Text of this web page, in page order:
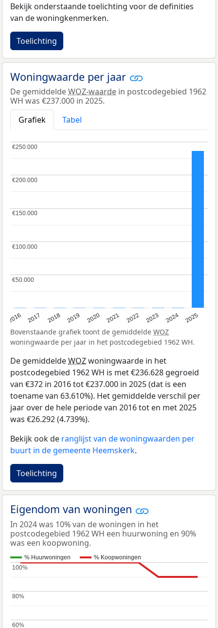
Bekijk onderstaande toelichting voor de definities
van de woningkenmerken.
Toelichting
Woningwaarde per jaar
De gemiddeldeWOZ-waarde in postcodegebied 1962
WH was €237.000 in 2025.
Grafiek
Tabel
2016 2017 2018 2019 2020 2021 2022 2023 2024 2025
€50.000
€50.000
€100.000
€100.000
€150.000
€150.000
€200.000
€200.000
€250.000
€250.000
Bovenstaande grafiek toont de gemiddelde WOZ
woningwaarde per jaar in het postcodegebied 1962 WH.
De gemiddeldeWOZwoningwaarde in het
postcodegebied 1962 WH is met €236.628 gegroeid
van €372 in 2016 tot €237.000 in 2025 (dat is een
toename van 63.610%). Het gemiddelde verschil per
jaar over de hele periode van 2016 tot en met 2025
was €26.292 (4.739%).
Bekijk ook de ranglijst van de woningwaarden per
buurt in de gemeente Heemskerk.
Toelichting
Eigendom van woningen
In 2024 was 10% van de woningen in het
postcodegebied 1962 WH een huurwoning en 90%
was een koopwoning.
% Huurwoningen % Koopwoningen
60%
60%
80%
80%
100%
100%